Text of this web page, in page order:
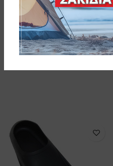
fortis COMFORT
ΒΑΤΡΑΧΟΠΕΔΙΛΑ ΣΙΛΙΚΟΝΗΣ
38/41 ΜΠΛΕ
274-1450-1